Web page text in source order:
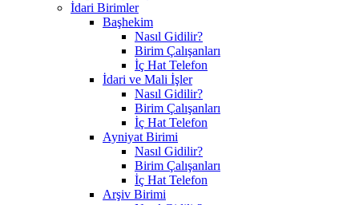
İdari Birimler
Başhekim
Nasıl Gidilir?
Birim Çalışanları
İç Hat Telefon
İdari ve Mali İşler
Nasıl Gidilir?
Birim Çalışanları
İç Hat Telefon
Ayniyat Birimi
Nasıl Gidilir?
Birim Çalışanları
İç Hat Telefon
Arşiv Birimi